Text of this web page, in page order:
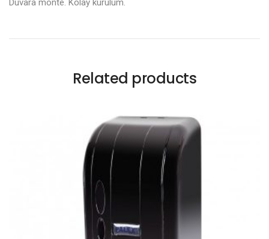
Duvara monte. Kolay kurulum.
Related products